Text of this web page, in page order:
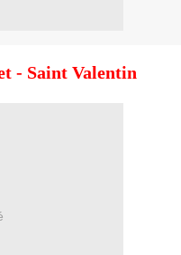
- Saint Valentin